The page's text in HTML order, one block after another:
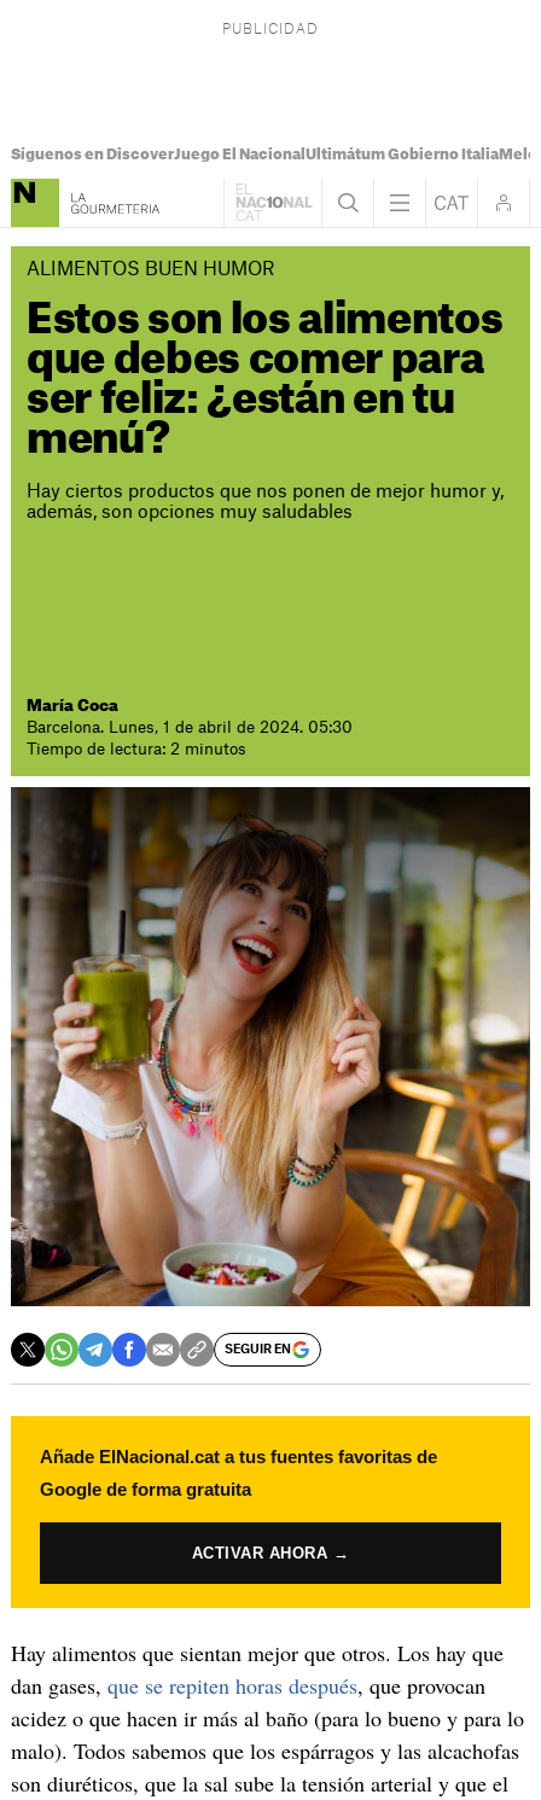
Síguenos en DiscoverJuego El Nacional Ultimátum Gobierno Italia
ALIMENTOS BUEN HUMOR
Estos son los alimentos
que debes comer para
ser feliz: ¿están en tu
menú?
Hay ciertos productos que nos ponen de mejor humor y,
además, son opciones muy saludables
María Coca
Barcelona. Lunes, 1 de abril de 2024. 05:30
Tiempo de lectura: 2 minutos
SEGUIR EN
Añade ElNacional.cat a tus fuentes favoritas de
Google de forma gratuita
ACTIVAR AHORA →
Hay alimentos que sientan mejor que otros. Los hay que
dan gases, que se repiten horas después, que provocan
acidez o que hacen ir más al baño (para lo bueno y para lo
malo). Todos sabemos que los espárragos y las alcachofas
son diuréticos, que la sal sube la tensión arterial y que el